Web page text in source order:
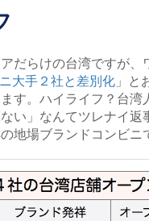
だらけの台湾ですが、
大手２社と差別化 」と
す。ハイライフ？台湾
ない」なんてツレナイ
地場ブランドコンビニ